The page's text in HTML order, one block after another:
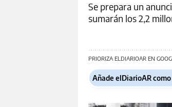
Se prepara un
sumarán los 2,2
PRIORIZA ELDIARIOAR EN
Añade elDiarioAR